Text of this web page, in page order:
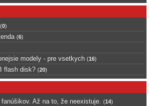
(0)
(6)
modely - pre vsetkych (16)
flash disk? (20)
Až na to, že neexistuje. (14)